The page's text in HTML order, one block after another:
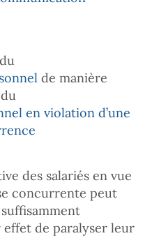
de manière
en violation d’une
des salariés en vue
concurrente peut
de paralyser leur